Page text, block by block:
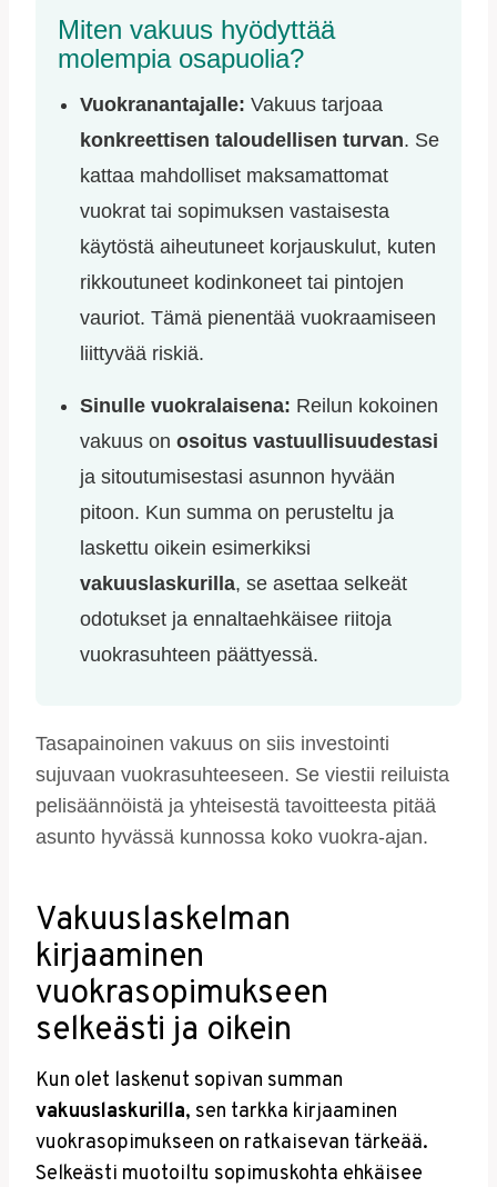
Miten vakuus hyödyttää
molempia osapuolia?
Vuokranantajalle: Vakuus tarjoaa
konkreettisen taloudellisen turvan. Se
kattaa mahdolliset maksamattomat
vuokrat tai sopimuksen vastaisesta
käytöstä aiheutuneet korjauskulut, kuten
rikkoutuneet kodinkoneet tai pintojen
vauriot. Tämä pienentää vuokraamiseen
liittyvää riskiä.
Sinulle vuokralaisena: Reilun kokoinen
vakuus on osoitus vastuullisuudestasi
ja sitoutumisestasi asunnon hyvään
pitoon. Kun summa on perusteltu ja
laskettu oikein esimerkiksi
vakuuslaskurilla, se asettaa selkeät
odotukset ja ennaltaehkäisee riitoja
vuokrasuhteen päättyessä.
Tasapainoinen vakuus on siis investointi
sujuvaan vuokrasuhteeseen. Se viestii reiluista
pelisäännöistä ja yhteisestä tavoitteesta pitää
asunto hyvässä kunnossa koko vuokra-ajan.
Vakuuslaskelman
kirjaaminen
vuokrasopimukseen
selkeästi ja oikein
Kun olet laskenut sopivan summan
vakuuslaskurilla, sen tarkka kirjaaminen
vuokrasopimukseen on ratkaisevan tärkeää.
Selkeästi muotoiltu sopimuskohta ehkäisee